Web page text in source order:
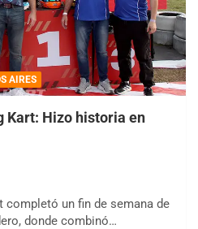
AIRES
Kart: Hizo historia en
completó un fin de semana de
donde combinó…